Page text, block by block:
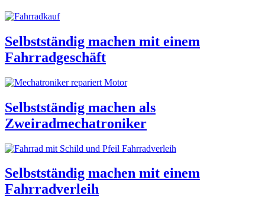
Selbstständig machen mit einem
Fahrradgeschäft
Selbstständig machen als
Zweiradmechatroniker
Selbstständig machen mit einem
Fahrradverleih